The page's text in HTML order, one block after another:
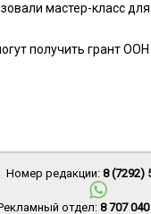
мастер-класс
получить грант
Номер редакции: 8 (7292)
Рекламный отдел: 8 707 040